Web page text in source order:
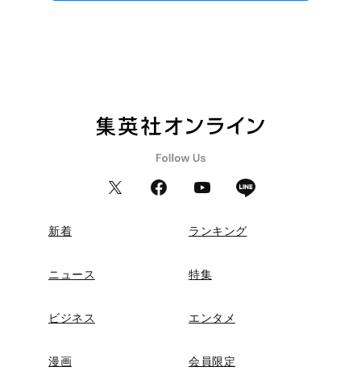
新着 ランキング
ニュース 特集
ビジネス エンタメ
漫画 会員限定